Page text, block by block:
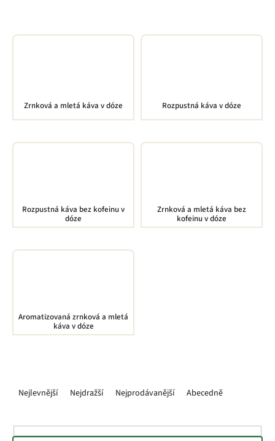
Zrnková a mletá káva v dóze Rozpustná káva v dóze
Rozpustná káva bez kofeinu v
dóze
Zrnková a mletá káva bez
kofeinu v dóze
Aromatizovaná zrnková a mletá
káva v dóze
n
Nejlevnější Nejdražší Nejprodávanější Abecedně